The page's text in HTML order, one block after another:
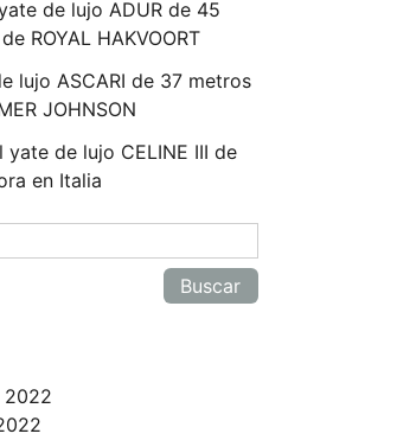
de lujo ADUR de 45
ROYAL HAKVOORT
lujo ASCARI de 37 metros
JOHNSON
yate de lujo CELINE III de
en Italia
2022